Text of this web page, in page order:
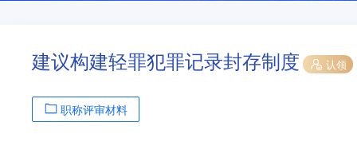
建议构建轻罪犯罪记录封存制度 认领
职称评审材料